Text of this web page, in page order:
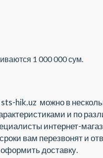
1 000 000 сум.
hik.uz можно в
и по
интернет-
вам перезвонят и
доставку.